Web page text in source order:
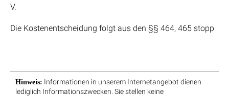
V.
Die Kostenentscheidung folgt aus den §§ 464, 465 stopp
Hinweis: Informationen in unserem Internetangebot dienen
lediglich Informationszwecken. Sie stellen keine